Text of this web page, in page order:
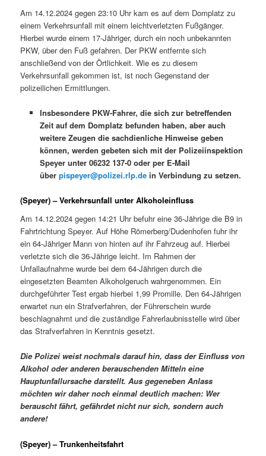
Am 14.12.2024 gegen 23:10 Uhr kam es auf dem Domplatz zu
einem Verkehrsunfall mit einem leichtverletzten Fußgänger.
Hierbei wurde einem 17-Jähriger, durch ein noch unbekannten
PKW, über den Fuß gefahren. Der PKW entfernte sich
anschließend von der Örtlichkeit. Wie es zu diesem
Verkehrsunfall gekommen ist, ist noch Gegenstand der
polizeilichen Ermittlungen.
Insbesondere PKW-Fahrer, die sich zur betreffenden
Zeit auf dem Domplatz befunden haben, aber auch
weitere Zeugen die sachdienliche Hinweise geben
können, werden gebeten sich mit der Polizeiinspektion
Speyer unter 06232 137-0 oder per E-Mail
über pispeyer@polizei.rlp.dein Verbindung zu setzen.
(Speyer) – Verkehrsunfall unter Alkoholeinfluss
Am 14.12.2024 gegen 14:21 Uhr befuhr eine 36-Jährige die B9 in
Fahrtrichtung Speyer. Auf Höhe Römerberg/Dudenhofen fuhr ihr
ein 64-Jähriger Mann von hinten auf ihr Fahrzeug auf. Hierbei
verletzte sich die 36-Jährige leicht. Im Rahmen der
Unfallaufnahme wurde bei dem 64-Jährigen durch die
eingesetzten Beamten Alkoholgeruch wahrgenommen. Ein
durchgeführter Test ergab hierbei 1,99 Promille. Den 64-Jährigen
erwartet nun ein Strafverfahren, der Führerschein wurde
beschlagnahmt und die zuständige Fahrerlaubnisstelle wird über
das Strafverfahren in Kenntnis gesetzt.
Die Polizei weist nochmals darauf hin, dass der Einfluss von
Alkohol oder anderen berauschenden Mitteln eine
Hauptunfallursache darstellt. Aus gegeneben Anlass
möchten wir daher noch einmal deutlich machen: Wer
berauscht fährt, gefährdet nicht nur sich, sondern auch
andere!
(Speyer) – Trunkenheitsfahrt